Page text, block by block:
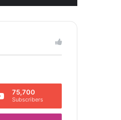
skin
75,700
Subscribers